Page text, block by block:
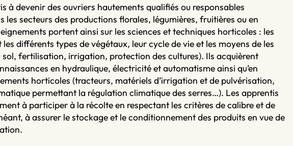
à devenir des ouvriers hautements qualifiés ou responsables
les secteurs des productions florales, légumières, fruitières ou en
portent ainsi sur les sciences et techniques horticoles : les
différents types de végétaux, leur cycle de vie et les moyens de les
fertilisation, irrigation, protection des cultures). Ils acquièrent
en hydraulique, électricité et automatisme ainsi qu’en
horticoles (tracteurs, matériels d’irrigation et de pulvérisation,
permettant la régulation climatique des serres…). Les apprentis
à participer à la récolte en respectant les critères de calibre et de
à assurer le stockage et le conditionnement des produits en vue de